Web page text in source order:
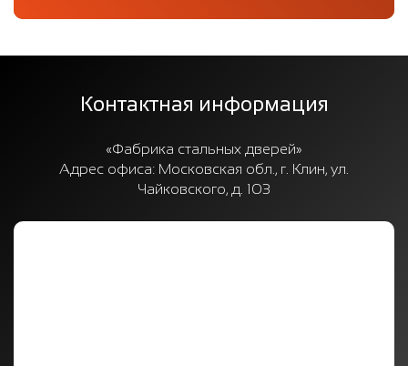
Контактная информация
«Фабрика стальных дверей»
Адрес офиса: Московская обл., г. Клин, ул.
Чайковского, д. 103